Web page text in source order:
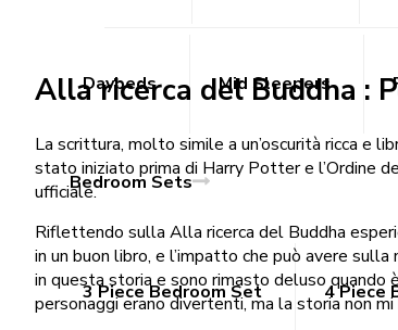
Daybeds Mid Sleepers
Bedroom Sets
3 Piece Bedroom Set 4 Piece
Alla ricerca del Buddha :
La scrittura, molto simile a un’oscurità ricca e
stato iniziato prima di Harry Potter e l’Ordine
ufficiale.
Riflettendo sulla Alla ricerca del Buddha
in un buon libro, e l’impatto che può avere
in questa storia e sono rimasto deluso quando
personaggi erano divertenti, ma la storia non